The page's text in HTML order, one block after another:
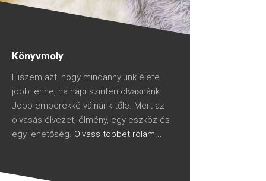
Könyvmoly
Hiszem azt, hogy mindannyiunk élete
jobb lenne, ha napi szinten olvasnánk.
Jobb emberekké válnánk tőle. Mert az
olvasás élvezet, élmény, egy eszköz és
egy lehetőség. Olvass többet rólam...